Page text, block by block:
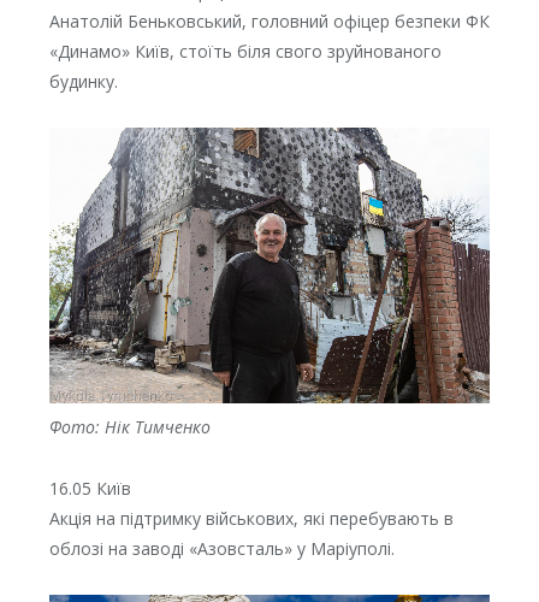
Анатолій Беньковський, головний офіцер безпеки ФК
«Динамо» Київ, стоїть біля свого зруйнованого
будинку.
Фото: Нік Тимченко
16.05 Київ
Акція на підтримку військових, які перебувають в
облозі на заводі «Азовсталь» у Маріуполі.